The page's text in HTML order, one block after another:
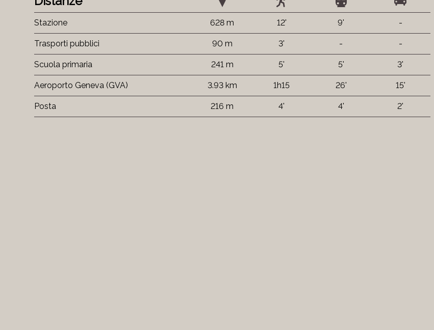
Stazione 628 m 12' 9' -
Trasporti pubblici 90 m 3' - -
Scuola primaria 241 m 5' 5' 3'
Aeroporto Geneva (GVA) 3.93 km 1h15 26' 15'
Posta 216 m 4' 4' 2'